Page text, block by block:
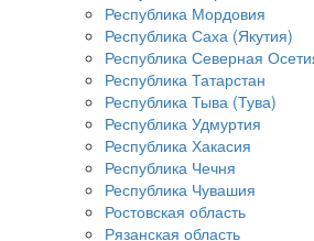
Республика Мордовия
Республика Саха (Якутия)
Республика Северная
Республика Татарстан
Республика Тыва (Тува)
Республика Удмуртия
Республика Хакасия
Республика Чечня
Республика Чувашия
Ростовская область
Рязанская область